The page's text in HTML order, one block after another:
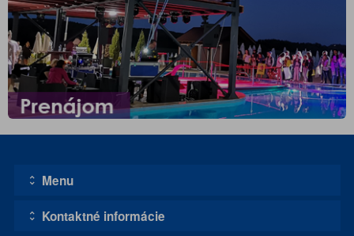
Menu
Úvodná stránka
Kontaktné informácie